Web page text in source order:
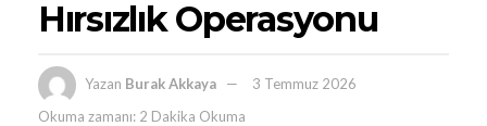
Hırsızlık Operasyonu
Yazan Burak Akkaya
3 Temmuz 2026
Okuma zamanı: 2 Dakika Okuma